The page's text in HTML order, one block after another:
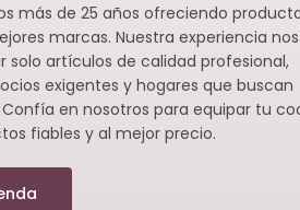
más de 25 años ofreciendo
marcas. Nuestra experiencia nos
solo artículos de calidad profesional,
exigentes y hogares que buscan
en nosotros para equipar tu
fiables y al mejor precio.